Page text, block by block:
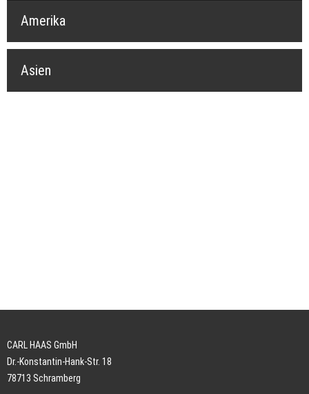
Amerika
Asien
CARL HAAS GmbH
Dr.-Konstantin-Hank-Str. 18
78713 Schramberg